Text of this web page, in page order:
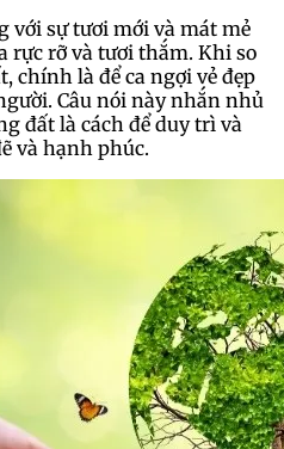
với sự tươi mới và mát mẻ
rực rỡ và tươi thắm. Khi so
chính là để ca ngợi vẻ đẹp
Câu nói này nhắn nhủ
đất là cách để duy trì và
và hạnh phúc.